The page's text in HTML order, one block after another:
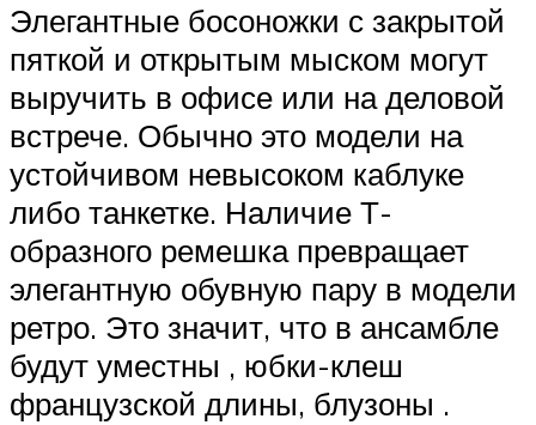
Элегантные босоножки с закрытой
пяткой и открытым мыском могут
выручить в офисе или на деловой
встрече. Обычно это модели на
устойчивом невысоком каблуке
либо танкетке. Наличие Т-
образного ремешка превращает
элегантную обувную пару в модели
ретро. Это значит, что в ансамбле
будут уместны , юбки-клеш
французской длины, блузоны .